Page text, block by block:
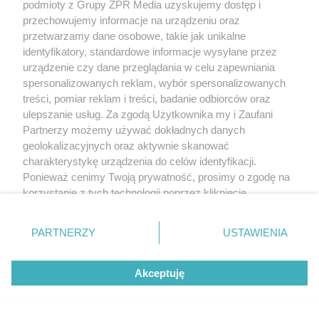
NASI PARTNERZY POLECAJĄ
27
PRIME 18: Tańcula, Murański,
podmioty z Grupy ZPR Media uzyskujemy dostęp i
przechowujemy informacje na urządzeniu oraz
przetwarzamy dane osobowe, takie jak unikalne
identyfikatory, standardowe informacje wysyłane przez
urządzenie czy dane przeglądania w celu zapewniania
spersonalizowanych reklam, wybór spersonalizowanych
treści, pomiar reklam i treści, badanie odbiorców oraz
ulepszanie usług. Za zgodą Użytkownika my i Zaufani
Partnerzy możemy używać dokładnych danych
geolokalizacyjnych oraz aktywnie skanować
charakterystykę urządzenia do celów identyfikacji.
Ponieważ cenimy Twoją prywatność, prosimy o zgodę na
korzystanie z tych technologii poprzez kliknięcie
zmienić/wycofać klikając przycisk ustawień prywatności
znajdujący się w lewym dolnym rogu strony
rodzaje przetwarzania danych nie wymagają zgody
użytkownika, ale masz prawo sprzeciwić się takiemu
przetwarzaniu. Preferencje będą miały zastosowanie tylko
PARTNERZY USTAWIENIA
Akceptuję